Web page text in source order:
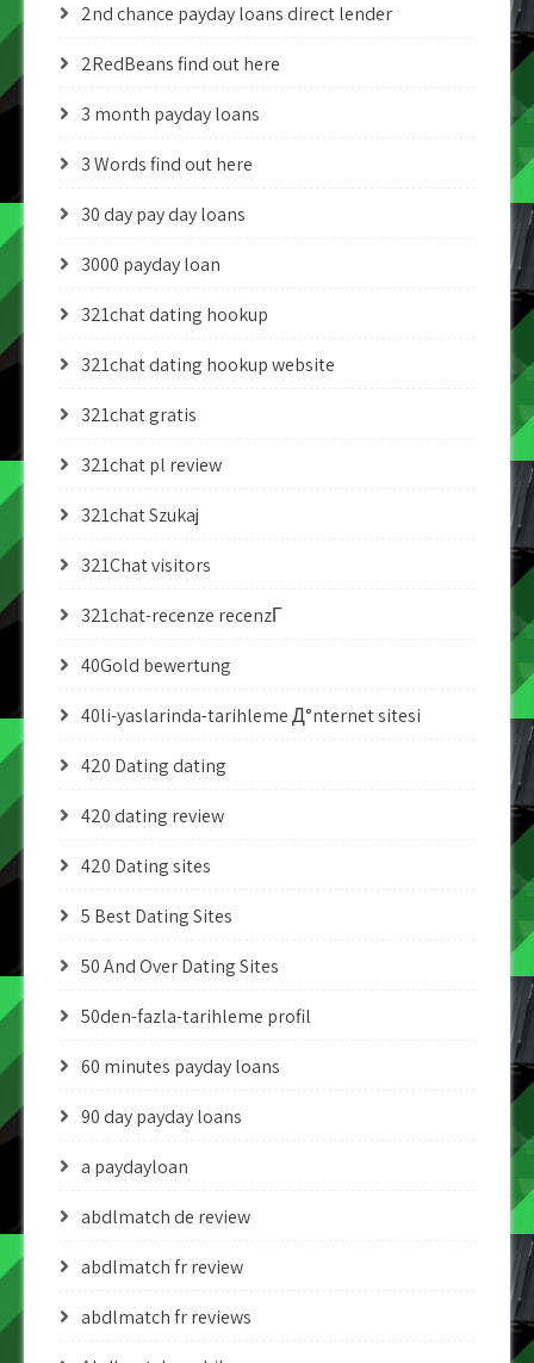
2nd chance payday loans direct lender
2RedBeans find out here
3 month payday loans
3 Words find out here
30 day pay day loans
3000 payday loan
321chat dating hookup
321chat dating hookup website
321chat gratis
321chat pl review
321chat Szukaj
321Chat visitors
321chat-recenze recenzГ­
40Gold bewertung
40li-yaslarinda-tarihleme Д°nternet sitesi
420 Dating dating
420 dating review
420 Dating sites
5 Best Dating Sites
50 And Over Dating Sites
50den-fazla-tarihleme profil
60 minutes payday loans
90 day payday loans
a paydayloan
abdlmatch de review
abdlmatch fr review
abdlmatch fr reviews